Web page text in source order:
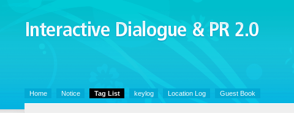
Interactive Dialogue &
PR 2.0
Home Notice Tag List keylog Location Log Guest Book